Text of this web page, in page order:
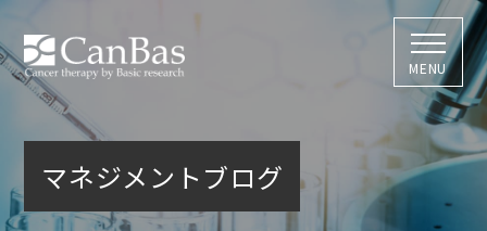
株式会社キャン
MENU
マネジメントブログ